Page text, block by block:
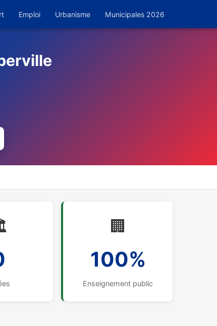
Emploi Urbanisme Municipales 2026
🏢
100%
Enseignement public